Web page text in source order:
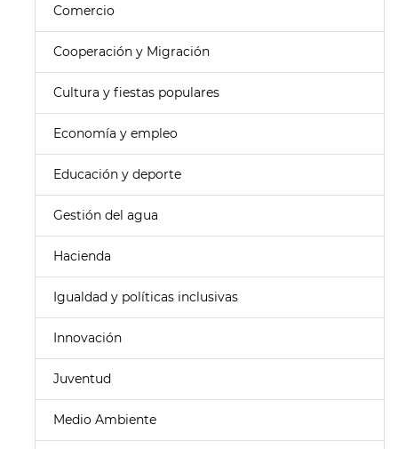
Comercio
Cooperación y Migración
Cultura y fiestas populares
Economía y empleo
Educación y deporte
Gestión del agua
Hacienda
Igualdad y políticas inclusivas
Innovación
Juventud
Medio Ambiente